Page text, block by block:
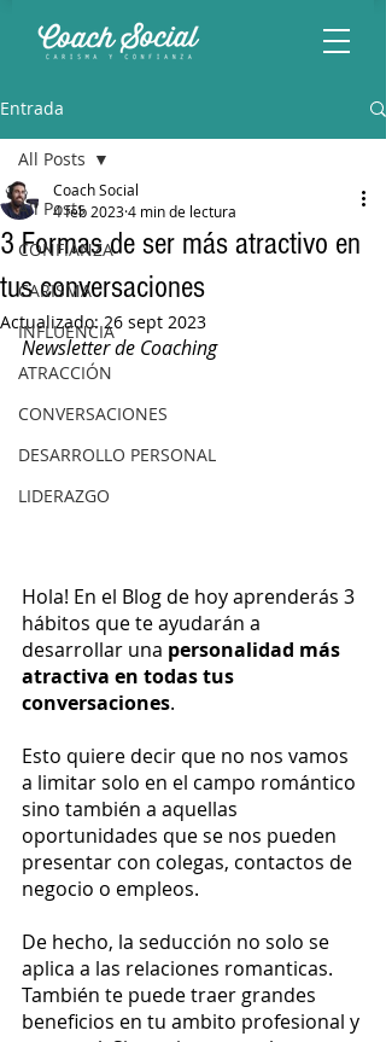
Entrada
All Posts
CONFIANZA
CARISMA
INFLUENCIA
ATRACCIÓN
CONVERSACIONES
DESARROLLO PERSONAL
LIDERAZGO
All Posts
3 Formas de ser más atractivo en
tus conversaciones
Coach Social
4 feb 20234 min de lectura
Actualizado:26 sept 2023
Newsletter de Coaching
Hola! En el Blog de hoy aprenderás 3
hábitos que te ayudarán a
desarrollar una personalidad más
atractiva en todas tus
conversaciones.
Esto quiere decir que no nos vamos
a limitar solo en el campo romántico
sino también a aquellas
oportunidades que se nos pueden
presentar con colegas, contactos de
negocio o empleos.
De hecho, la seducción no solo se
aplica a las relaciones romanticas.
También te puede traer grandes
beneficios en tu ambito profesional y